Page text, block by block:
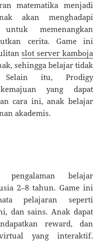
matematika menjadi
akan menghadapi
memenangkan
cerita. Game ini
slot server kamboja
sehingga belajar tidak
Selain itu, Prodigy
yang dapat
cara ini, anak belajar
akademis.
pengalaman belajar
2–8 tahun. Game ini
pelajaran seperti
dan sains. Anak dapat
reward, dan
yang interaktif.